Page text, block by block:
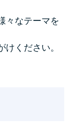
々なテーマを
ください。